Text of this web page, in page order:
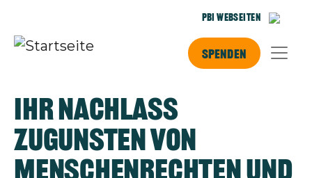
PBI Webseiten
Spenden
Ihr Nachlass
zugunsten von
Menschenrechten und